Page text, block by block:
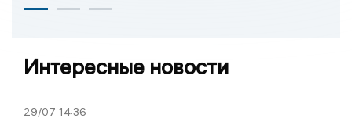
Интересные новости
29/07 14:36